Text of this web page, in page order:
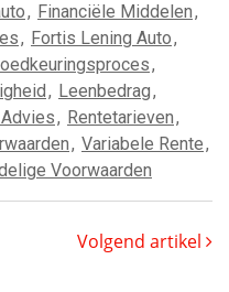
, Financiële Middelen,
, Fortis Lening Auto,
,
, Leenbedrag,
, Rentetarieven,
, Variabele Rente,
Voorwaarden
Volgend artikel